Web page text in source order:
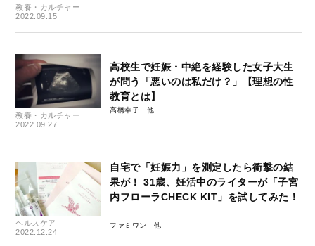
教養・カルチャー
2022.09.15
教養・カルチャー
2022.09.27
高校生で妊娠・中絶を経験した女子大生
が問う「悪いのは私だけ？」【理想の性
教育とは】
高橋幸子
ヘルスケア
2022.12.24
自宅で「妊娠力」を測定したら衝撃の結
果が！ 31歳、妊活中のライターが「子宮
内フローラCHECK KIT」を試してみた！
ファミワン